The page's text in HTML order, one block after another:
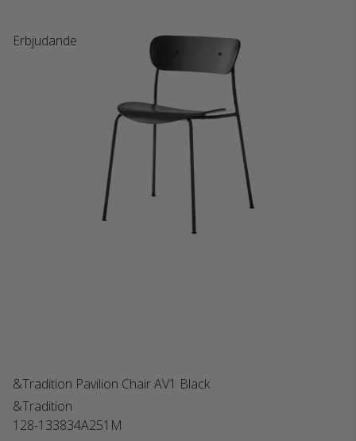
Erbjudande
&Tradition Pavilion Chair AV1 Black
&Tradition
128-133834A251M